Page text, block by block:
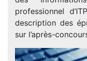
professionnel
description des
sur l’après-